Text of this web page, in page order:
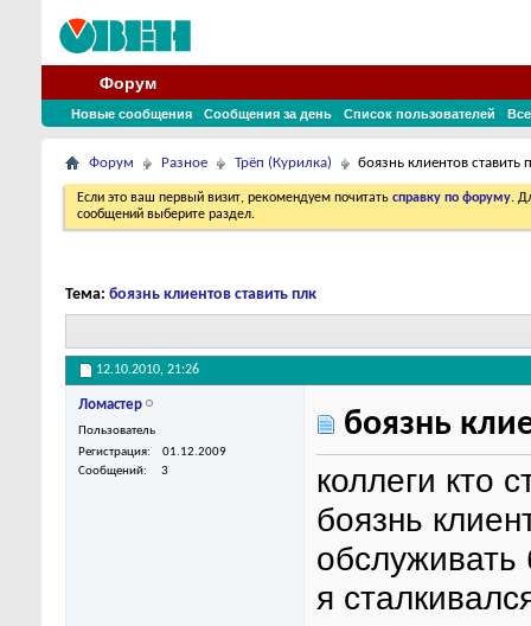
Форум
Новые сообщения Сообщения за день Список пользователей
Форум Разное Трёп (Курилка) боязнь клиентов ставить
Если это ваш первый визит, рекомендуем почитать справку по форуму.
сообщений выберите раздел.
Тема: боязнь клиентов ставить плк
12.10.2010, 21:26
Ломастер
Пользователь
Регистрация
01.12.2009
Сообщений
3
боязнь
коллеги кто
боязнь
обслуживать
я